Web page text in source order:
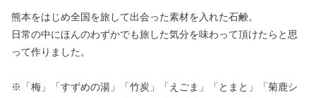
熊本をはじめ全国を旅して出会った素材を入れた石鹸。
日常の中にほんのわずかでも旅した気分を味わって頂けたらと思
って作りました。
※「梅」「すずめの湯」「竹炭」「えごま」「とまと」「菊鹿シ